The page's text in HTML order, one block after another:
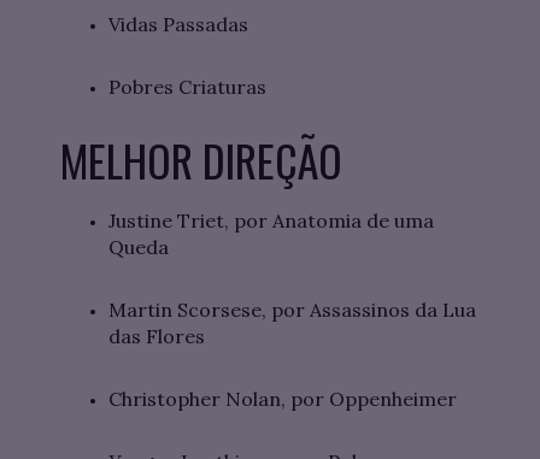
Vidas Passadas
Pobres Criaturas
MELHOR DIREÇÃO
Justine Triet, por Anatomia de uma
Queda
Martin Scorsese, por Assassinos da Lua
das Flores
Christopher Nolan, por Oppenheimer